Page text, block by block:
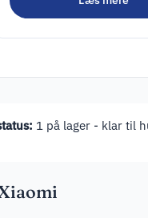
Hovedtelefoner /
200,00kr.inkl.
1 på lager - klar til